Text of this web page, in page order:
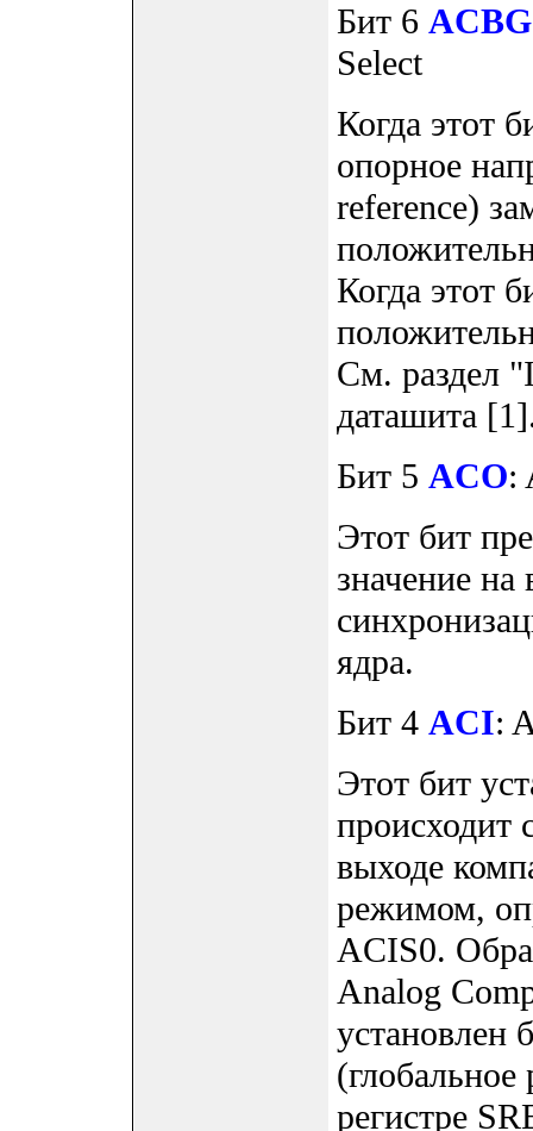
Бит 6 ACBG
Select
Когда этот
опорное
reference)
Когда этот
См. раздел
даташита
Бит 5 ACO:
Этот бит
значение на
ядра.
Бит 4 ACI:
Этот бит
происходит
выходе
режимом,
ACIS0.
Analog
установлен
регистре